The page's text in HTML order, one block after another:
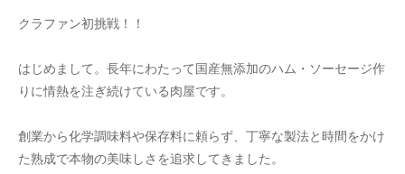
クラファン初挑戦！！
はじめまして。長年にわたって国産無添加のハム・ソーセージ作
りに情熱を注ぎ続けている肉屋です。
創業から化学調味料や保存料に頼らず、丁寧な製法と時間をかけ
た熟成で本物の美味しさを追求してきました。